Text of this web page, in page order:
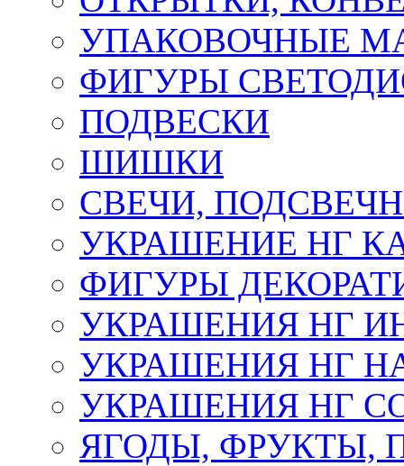
УПАКОВОЧНЫЕ
ФИГУРЫ
ПОДВЕСКИ
ШИШКИ
СВЕЧИ,
УКРАШЕНИЕ НГ
ФИГУРЫ
УКРАШЕНИЯ НГ
УКРАШЕНИЯ НГ
УКРАШЕНИЯ НГ
ЯГОДЫ, ФРУКТЫ,